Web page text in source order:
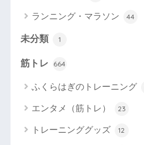
ランニング・マラソン 44
未分類 1
筋トレ 664
ふくらはぎのトレーニング
エンタメ（筋トレ） 23
トレーニンググッズ 12